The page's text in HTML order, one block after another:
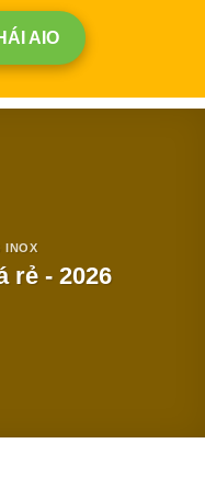
AIO
INOX
rẻ - 2026